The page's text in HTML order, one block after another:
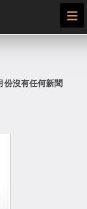
≡
份沒有任何新聞